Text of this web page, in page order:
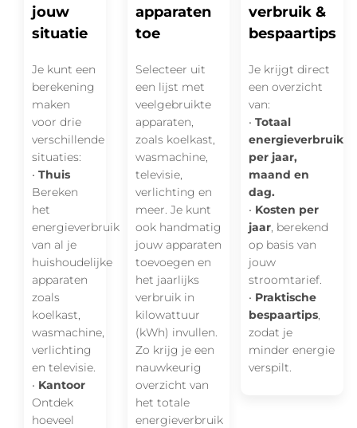
jouw
situatie
Je kunt een
berekening
maken
voor drie
verschillende
situaties:
• Thuis
Bereken
het
energieverbruik
van al je
huishoudelijke
apparaten
zoals
koelkast,
wasmachine,
verlichting
en televisie.
• Kantoor
Ontdek
hoeveel
apparaten
toe
Selecteer uit
een lijst met
veelgebruikte
apparaten,
zoals koelkast,
wasmachine,
televisie,
verlichting en
meer. Je kunt
ook handmatig
jouw apparaten
toevoegen en
het jaarlijks
verbruik in
kilowattuur
(kWh) invullen.
Zo krijg je een
nauwkeurig
overzicht van
het totale
energieverbruik
verbruik &
bespaartips
Je krijgt direct
een overzicht
van:
•Totaal
energieverbruik
per jaar,
maand en
dag.
• Kosten per
jaar, berekend
op basis van
jouw
stroomtarief.
• Praktische
bespaartips,
zodat je
minder energie
verspilt.